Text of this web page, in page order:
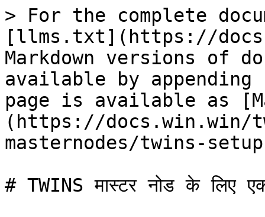
> For the complete
[llms.txt](https://
Markdown versions of
available by
page is available as
(https://docs.win.win/
masternodes/twins-
# TWINS मास्टर नोड के लिए